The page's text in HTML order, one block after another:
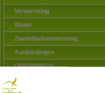
Verwarming
Water
Zwembadverwarming
Aanbiedingen
OPRUIMING!!